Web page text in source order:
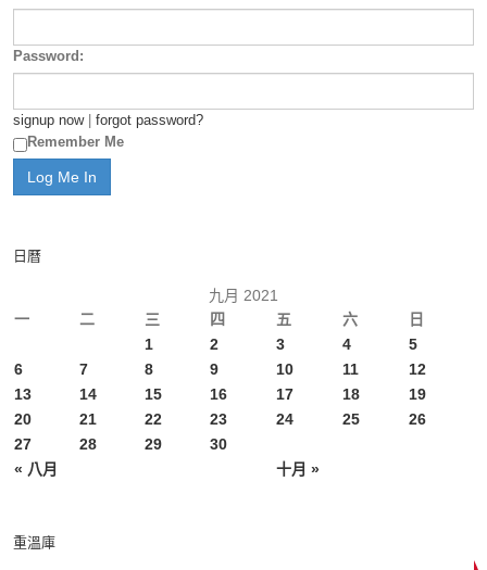
Password:
signup now| forgot password?
Remember Me
日曆
九月 2021
一
二 三 四 五 六 日
« 八月 十月 »
1 2 3 4
5
6
7 8 9 10 11
12
13
14 15 16 17 18
19
20
21 22 23 24 25
26
27
28 29 30
重溫庫